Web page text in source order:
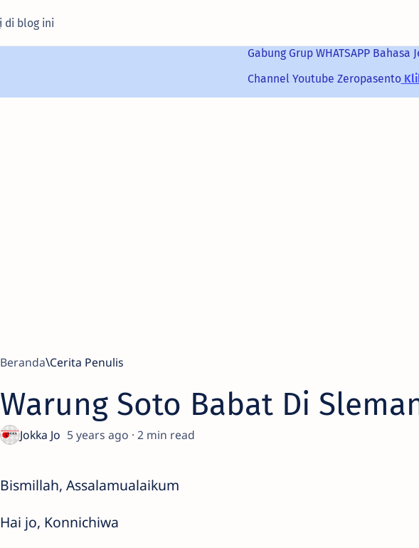
Gabung Grup WHATSAPP Bahasa
Channel Youtube Zeropasento
Beranda Cerita Penulis
Warung Soto Babat Di
5 years ago 2
Bismillah, Assalamualaikum
Hai jo, Konnichiwa